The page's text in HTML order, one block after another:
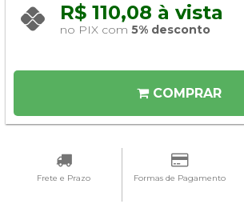
R$ 110,08 à vista
no PIX com 5% desconto
COMPRAR
Frete e Prazo Formas de Pagamento